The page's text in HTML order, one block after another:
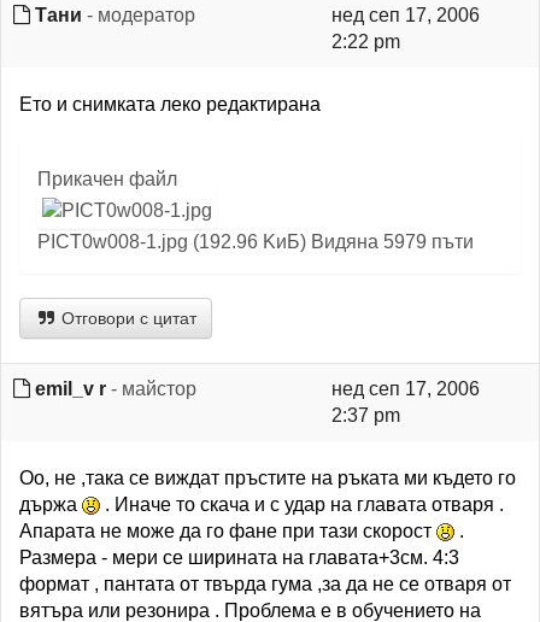
Тани - модератор
нед сеп 17, 2006
2:22 pm
Ето и снимката леко редактирана
Прикачен файл
PICT0w008-1.jpg (192.96 KиБ) Видяна 5979 пъти
Отговори с цитат
emil_v r - майстор
нед сеп 17, 2006
2:37 pm
Оо, не ,така се виждат пръстите на ръката ми където го
държа
. Иначе то скача и с удар на главата отваря .
Апарата не може да го фане при тази скорост
.
Размера - мери се ширината на главата+3см. 4:3
формат , пантата от твърда гума ,за да не се отваря от
вятъра или резонира . Проблема е в обучението на